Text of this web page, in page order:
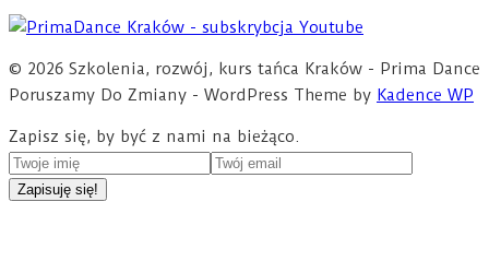
© 2026 Szkolenia, rozwój, kurs tańca Kraków - Prima Dance
Poruszamy Do Zmiany - WordPress Theme by Kadence WP
Zapisz się, by być z nami na bieżąco.